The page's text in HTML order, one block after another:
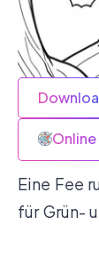
Eine Fee
für Grün-